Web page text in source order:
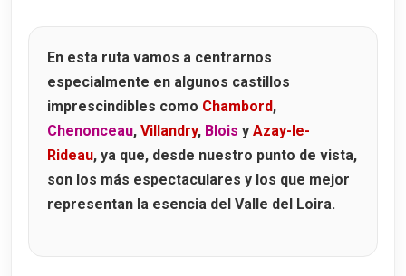
El Ala de Luis XII
El Ala de Francisco I
El Ala de Gastón de Orleans
Espectáculo nocturno de Blois
En esta ruta vamos a centrarnos
especialmente en algunos castillos
imprescindibles como Chambord,
Chenonceau, Villandry, Blois y Azay-le-
Rideau, ya que, desde nuestro punto de vista,
son los más espectaculares y los que mejor
representan la esencia del Valle del Loira.